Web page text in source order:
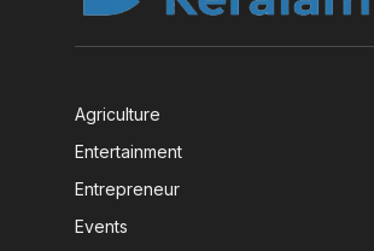
Agriculture
Entertainment
Entrepreneur
Events